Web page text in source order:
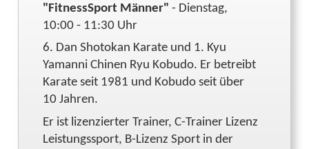
"FitnessSport Männer" - Dienstag,
10:00 - 11:30 Uhr
6. Dan Shotokan Karate und 1. Kyu
Yamanni Chinen Ryu Kobudo. Er betreibt
Karate seit 1981 und Kobudo seit über
10 Jahren.
Er ist lizenzierter Trainer, C-Trainer Lizenz
Leistungssport, B-Lizenz Sport in der